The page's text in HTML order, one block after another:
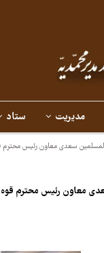
مدیریت ستاد
سعدی معاون رئیس محترم
معاون رئیس محترم